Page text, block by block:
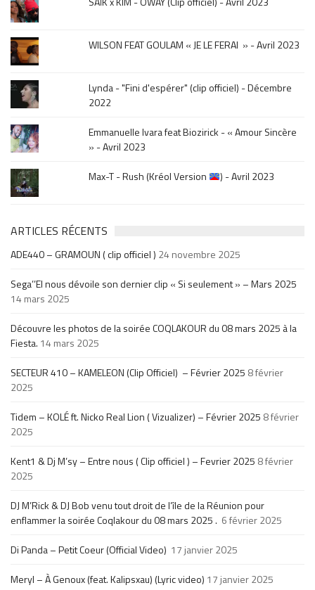
sortie
WILSON FEAT GOULAM « JE LE FERAI » - Avril 2023
Lynda - "Fini d'espérer" (clip officiel) - Décembre
2022
Emmanuelle Ivara feat Biozirick - « Amour Sincère
» - Avril 2023
Max-T - Rush (Kréol Version
) - Avril 2023
ARTICLES RÉCENTS
ADE440 – GRAMOUN ( clip officiel ) 24 novembre 2025
Sega’’El nous dévoile son dernier clip « Si seulement » – Mars 2025
14 mars 2025
Découvre les photos de la soirée COQLAKOUR du 08 mars 2025 à la
Fiesta. 14 mars 2025
SECTEUR 410 – KAMELEON (Clip Officiel) – Février 2025 8 février
2025
Tidem – KOLÉ ft. Nicko Real Lion ( Vizualizer) – Février 2025 8 février
2025
Kent1 & Dj M’sy – Entre nous ( Clip officiel ) – Fevrier 2025 8 février
2025
DJ M’Rick & DJ Bob venu tout droit de l’île de la Réunion pour
enflammer la soirée Coqlakour du 08 mars 2025 . 6 février 2025
Di Panda – Petit Coeur (Official Video) 17 janvier 2025
Meryl – À Genoux (feat. Kalipsxau) (Lyric video) 17 janvier 2025